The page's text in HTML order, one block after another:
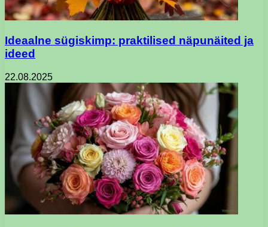
Ideaalne sügiskimp: praktilised näpunäited ja
ideed
22.08.2025